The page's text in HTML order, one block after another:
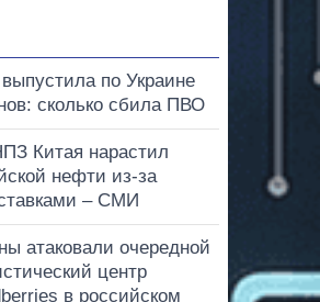
по Украине
сколько сбила ПВО
Китая нарастил
нефти из-за
– СМИ
атаковали очередной
центр
в российском